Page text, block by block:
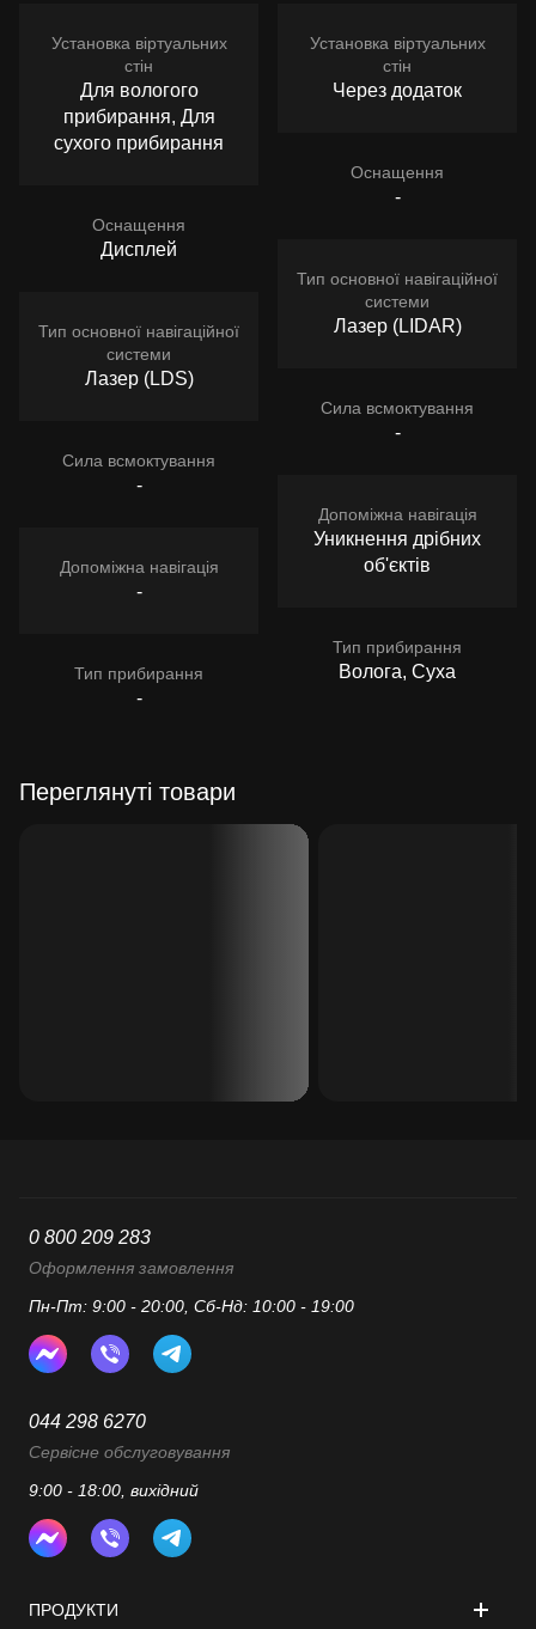
Установка віртуальних
стін
Для вологого
прибирання, Для
сухого прибирання
Оснащення
Дисплей
Тип основної навігаційної
системи
Лазер (LDS)
Сила всмоктування
-
Допоміжна навігація
-
Тип прибирання
-
Установка віртуальних
стін
Через додаток
Оснащення
-
Тип основної навігаційної
системи
Лазер (LIDAR)
Сила всмоктування
-
Допоміжна навігація
Уникнення дрібних
об'єктів
Тип прибирання
Волога, Суха
Переглянуті товари
ПРОДУКТИ
0 800 209 283
Оформлення замовлення
Пн-Пт: 9:00 - 20:00, Сб-Нд: 10:00 - 19:00
044 298 6270
Сервісне обслуговування
9:00 - 18:00, вихідний